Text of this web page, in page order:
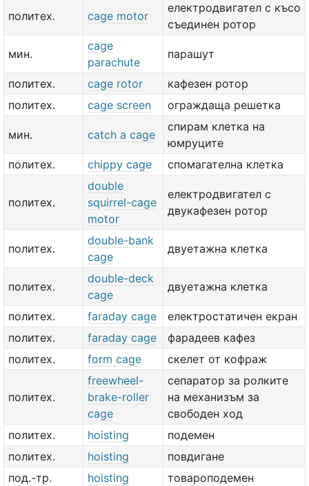
политех. cage motor
електродвигател с късо
съединен ротор
мин.
cage
parachute
парашут
политех. cage rotor
кафезен ротор
политех.
cage screen ограждаща решетка
мин. catch a cage
спирам клетка на
юмруците
политех.
chippy cage спомагателна клетка
политех.
double
squirrel-cage
motor
електродвигател с
двукафезен ротор
политех.
double-bank
cage
двуетажна клетка
политех.
double-deck
cage
двуетажна клетка
политех. faraday cage
електростатичен екран
политех.
faraday cage
фарадеев кафез
политех.
form cage скелет от кофраж
политех.
freewheel-
brake-roller
cage
сепаратор за ролките
на механизъм за
свободен ход
политех.
hoisting
подемен
политех.
hoisting
повдигане
под.-тр.
hoisting товароподемен